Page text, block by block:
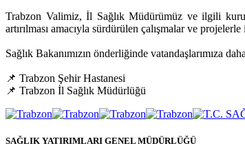
Trabzon Valimiz, İl Sağlık Müdürümüz ve ilgili
artırılması amacıyla sürdürülen çalışmalar ve
Sağlık Bakanımızın önderliğinde vatandaşlarımıza
📌 Trabzon Şehir Hastanesi
📌 Trabzon İl Sağlık Müdürlüğü
SAĞLIK YATIRIMLARI GENEL MÜDÜRLÜĞÜ